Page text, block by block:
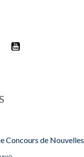
Concours de Nouvelles